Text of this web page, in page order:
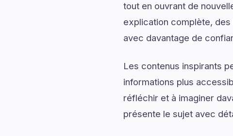
tout en ouvrant de
explication complète,
avec davantage de
Les contenus inspirants
informations plus
réfléchir et à imaginer
présente le sujet avec